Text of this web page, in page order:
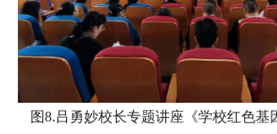
图8.吕勇妙校长专题讲座《学校红色基